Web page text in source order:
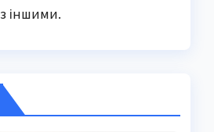
з іншими.